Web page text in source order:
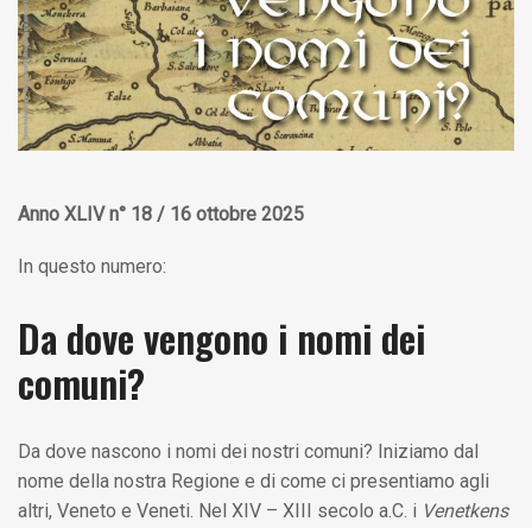
Anno XLIV n° 18 / 16 ottobre 2025
In questo numero:
Da dove vengono i nomi dei
comuni?
Da dove nascono i nomi dei nostri comuni? Iniziamo dal
nome della nostra Regione e di come ci presentiamo agli
altri, Veneto e Veneti. Nel XIV – XIII secolo a.C. i Venetkens